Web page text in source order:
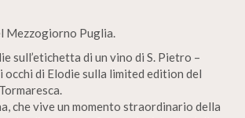
Mezzogiorno Puglia.
sull’etichetta di un vino di S. Pietro –
occhi di Elodie sulla limited edition del
che vive un momento straordinario della